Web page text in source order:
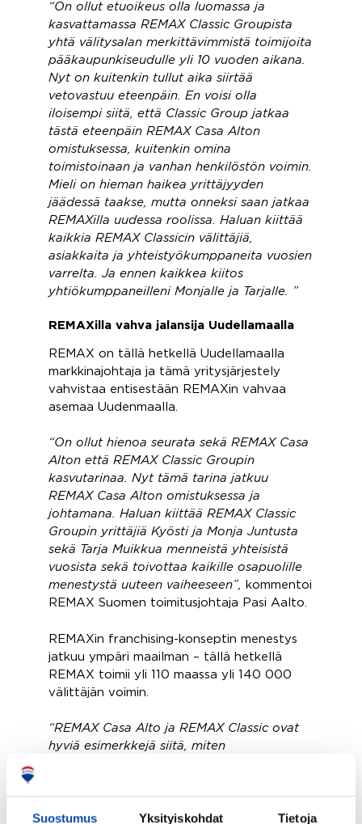
Suostumus Yksityiskohdat Tietoja
“On ollut etuoikeus olla luomassa ja
kasvattamassa REMAX Classic Groupista
yhtä välitysalan merkittävimmistä toimijoita
pääkaupunkiseudulle yli 10 vuoden aikana.
Nyt on kuitenkin tullut aika siirtää
vetovastuu eteenpäin. En voisi olla
iloisempi siitä, että Classic Group jatkaa
tästä eteenpäin REMAX Casa Alton
omistuksessa, kuitenkin omina
toimistoinaan ja vanhan henkilöstön voimin.
Mieli on hieman haikea yrittäjyyden
jäädessä taakse, mutta onneksi saan jatkaa
REMAXilla uudessa roolissa. Haluan kiittää
kaikkia REMAX Classicin välittäjiä,
asiakkaita ja yhteistyökumppaneita vuosien
varrelta. Ja ennen kaikkea kiitos
yhtiökumppaneilleni Monjalle ja Tarjalle. ”
REMAXilla vahva jalansija Uudellamaalla
REMAX on tällä hetkellä Uudellamaalla
markkinajohtaja ja tämä yritysjärjestely
vahvistaa entisestään REMAXin vahvaa
asemaa Uudenmaalla.
“On ollut hienoa seurata sekä REMAX Casa
Alton että REMAX Classic Groupin
kasvutarinaa. Nyt tämä tarina jatkuu
REMAX Casa Alton omistuksessa ja
johtamana. Haluan kiittää REMAX Classic
Groupin yrittäjiä Kyösti ja Monja Juntusta
sekä Tarja Muikkua menneistä yhteisistä
vuosista sekä toivottaa kaikille osapuolille
menestystä uuteen vaiheeseen”,
kommentoi
REMAX Suomen toimitusjohtaja Pasi Aalto.
REMAXin franchising-konseptin menestys
jatkuu ympäri maailman – tällä hetkellä
REMAX toimii yli 110 maassa yli 140 000
välittäjän voimin.
“REMAX Casa Alto ja REMAX Classic ovat
hyviä esimerkkejä siitä, miten
kannattavaa liiketoimintaa.”,kommentoi
REMAX Suomen toimitusjohtaja Pasi Aalto.